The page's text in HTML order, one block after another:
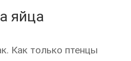
яйца
Как только птенцы